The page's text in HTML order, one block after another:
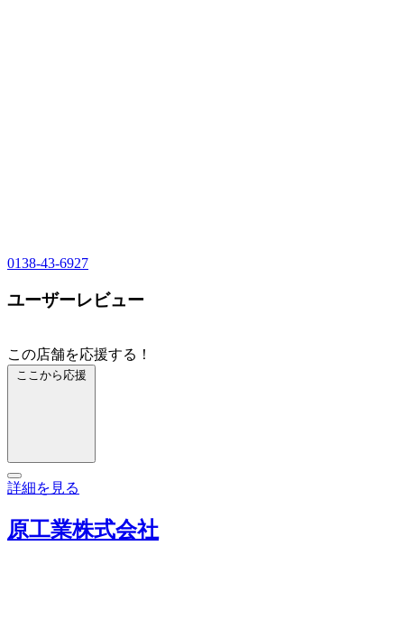
0138-43-6927
ユーザーレビュー
この店舗を応援する！
ここから応援
詳細を見る
原工業株式会社